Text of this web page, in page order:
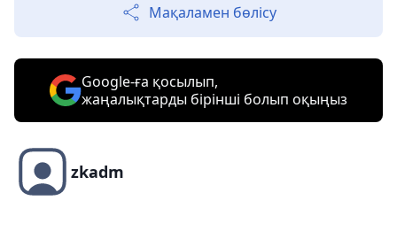
Мақаламен бөлісу
Google-ға қосылып,
жаңалықтарды бірінші болып оқыңыз
zkadm